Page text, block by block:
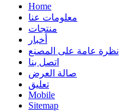
Home
معلومات عنا
منتجات
أخبار
نظرة عامة على المصنع
اتصل بنا
صالة العرض
تعليق
Mobile
Sitemap